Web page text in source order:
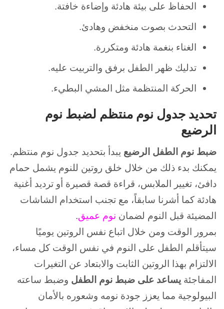
الحفاظ على بيئة هادئة وإضاءة خافتة.
التحدث بصوت منخفض وهادئ.
الغناء بنغمة هادئة ومتكررة.
تدليك ظهر الطفل برفق والتربيت عليه.
الحركة المنتظمة مثل المشي البطيء.
تحديد جدول نوم منتظم لضبط نوم
الرضيع
ضبط نوم الطفل الرضيع يبدأ بتحديد جدول نوم منتظم.
يمكنك بدء ذلك من خلال خلق روتين للنوم يشمل حمام
دافئ، تغيير الملابس، قراءة قصة قصيرة أو ترديد أغنية
هادئة كما أشرنا سابقاً، مع تجنب استخدام الشاشات
المضيئة قبل النوم لضمان نوم عميق.
بمرور الوقت ومن خلال اتباع نفس الروتين يوميًا
سيتأقلم الطفل على النوم في نفس الوقت كل مساء،
الالتزام بهذا الروتين الثابت والابتعاد عن التغيرات
المفاجئة يساعد على ضبط نوم الطفل وضبط ساعته
البيولوجية مما يعزز جودة نومه وشعوره بالأمان